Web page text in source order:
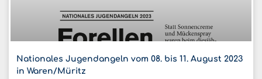
Nationales Jugendangeln vom 08. bis 11. August 2023
in Waren/Müritz